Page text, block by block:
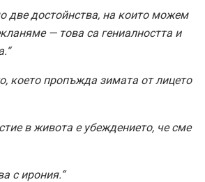
две достойнства, на които можем
— това са гениалността и
което пропъжда зимата от лицето
в живота е убеждението, че сме
с ирония.“